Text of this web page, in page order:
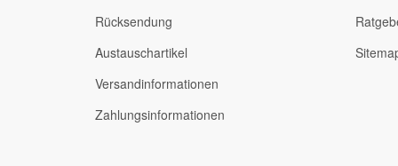
Rücksendung
Austauschartikel
Versandinformationen
Zahlungsinformationen